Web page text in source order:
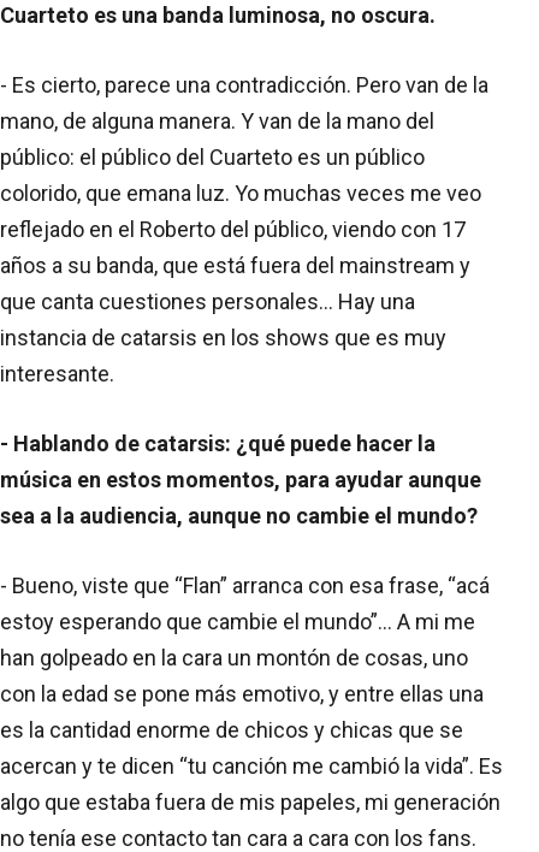
Cuarteto es una banda luminosa, no oscura.
- Es cierto, parece una contradicción. Pero van de la
mano, de alguna manera. Y van de la mano del
público: el público del Cuarteto es un público
colorido, que emana luz. Yo muchas veces me veo
reflejado en el Roberto del público, viendo con 17
años a su banda, que está fuera del mainstream y
que canta cuestiones personales… Hay una
instancia de catarsis en los shows que es muy
interesante.
- Hablando de catarsis: ¿qué puede hacer la
música en estos momentos, para ayudar aunque
sea a la audiencia, aunque no cambie el mundo?
- Bueno, viste que “Flan” arranca con esa frase, “acá
estoy esperando que cambie el mundo”... A mi me
han golpeado en la cara un montón de cosas, uno
con la edad se pone más emotivo, y entre ellas una
es la cantidad enorme de chicos y chicas que se
acercan y te dicen “tu canción me cambió la vida”. Es
algo que estaba fuera de mis papeles, mi generación
no tenía ese contacto tan cara a cara con los fans.